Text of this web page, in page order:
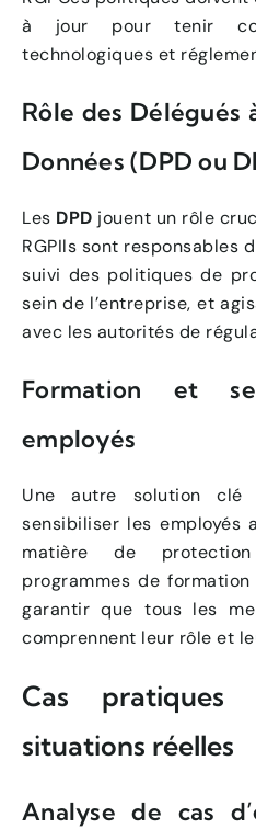
à jour pour tenir
technologiques et
Rôle des Délégués
Données (DPD ou
Les DPD jouent un rôle
RGPIls sont responsables
suivi des politiques de
sein de l’entreprise, et
avec les autorités de
Formation et
employés
Une autre solution
sensibiliser les employés
matière de
programmes de
garantir que tous les
comprennent leur rôle et
Cas
situations réelles
Analyse de cas